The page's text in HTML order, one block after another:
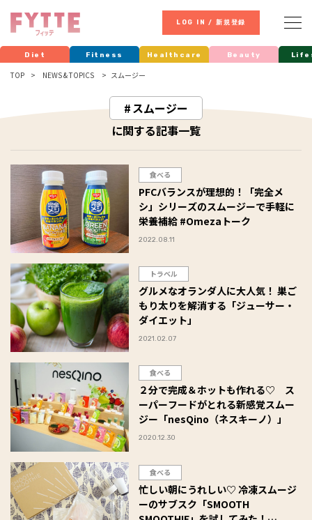
LOG IN / 新規登録
Diet Fitness Healthcare Beauty
TOP NEWS & TOPICS スムージー
スムージー
に関する記事一覧
食べる
PFCバランスが理想的！「完全メ
シ」シリーズのスムージーで手軽に
栄養補給 #Omezaトーク
2022.08.11
トラベル
グルメなオランダ人に大人気！ 巣ご
もり太りを解消する「ジューサー・
ダイエット」
2021.02.07
食べる
２分で完成＆ホットも作れる♡ ス
ーパーフードがとれる新感覚スムー
ジー「nesQino（ネスキーノ）」
2020.12.30
食べる
忙しい朝にうれしい♡ 冷凍スムージ
ーのサブスク「SMOOTH